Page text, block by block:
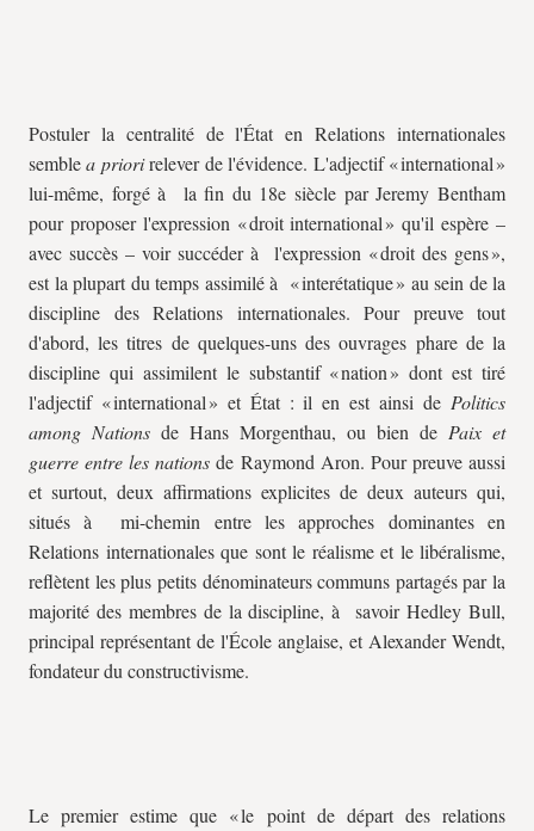
Postuler la centralité de l'État en Relations internationales
semblea priorirelever de l'évidence. L'adjectif « international »
lui-même, forgé à la fin du 18e siècle par Jeremy Bentham
pour proposer l'expression « droit international » qu'il espère –
avec succès – voir succéder à l'expression « droit des gens »,
est la plupart du temps assimilé à « interétatique » au sein de la
discipline des Relations internationales. Pour preuve tout
d'abord, les titres de quelques-uns des ouvrages phare de la
discipline qui assimilent le substantif « nation » dont est tiré
l'adjectif « international » et État : il en est ainsi de Politics
among Nations de Hans Morgenthau, ou bien de Paix et
guerre entre les nations de Raymond Aron. Pour preuve aussi
et surtout, deux affirmations explicites de deux auteurs qui,
situés à mi-chemin entre les approches dominantes en
Relations internationales que sont le réalisme et le libéralisme,
reflètent les plus petits dénominateurs communs partagés par la
majorité des membres de la discipline, à savoir Hedley Bull,
principal représentant de l'École anglaise, et Alexander Wendt,
fondateur du constructivisme.
Le premier estime que « le point de départ des relations